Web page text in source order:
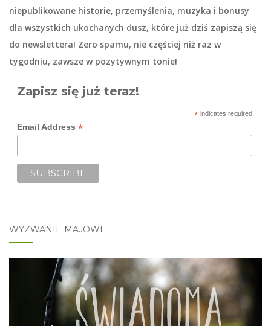
niepublikowane historie, przemyślenia, muzyka i bonusy
dla wszystkich ukochanych dusz, które już dziś zapiszą się
do newslettera! Zero spamu, nie częściej niż raz w
tygodniu, zawsze w pozytywnym tonie!
Zapisz się już teraz!
*indicates required
Email Address *
WYZWANIE MAJOWE